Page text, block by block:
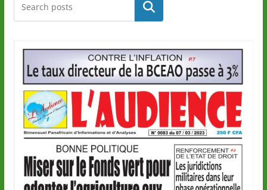
Rechercher